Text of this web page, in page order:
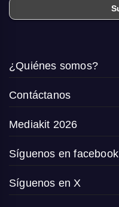
¿Quiénes somos?
Contáctanos
Mediakit 2026
Síguenos en facebook
Síguenos en X